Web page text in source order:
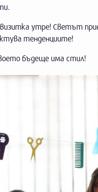
утре! Светът
тенденциите!
бъдеще има стил!